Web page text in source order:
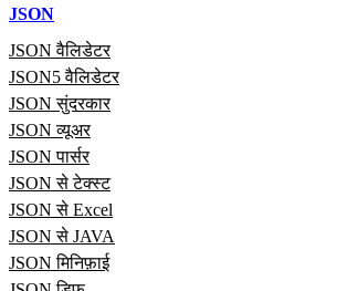
JSON
JSON वैलिडेटर
JSON5 वैलिडेटर
JSON सुंदरकार
JSON व्यूअर
JSON पार्सर
JSON से टेक्स्ट
JSON से Excel
JSON से JAVA
JSON मिनिफ़ाई